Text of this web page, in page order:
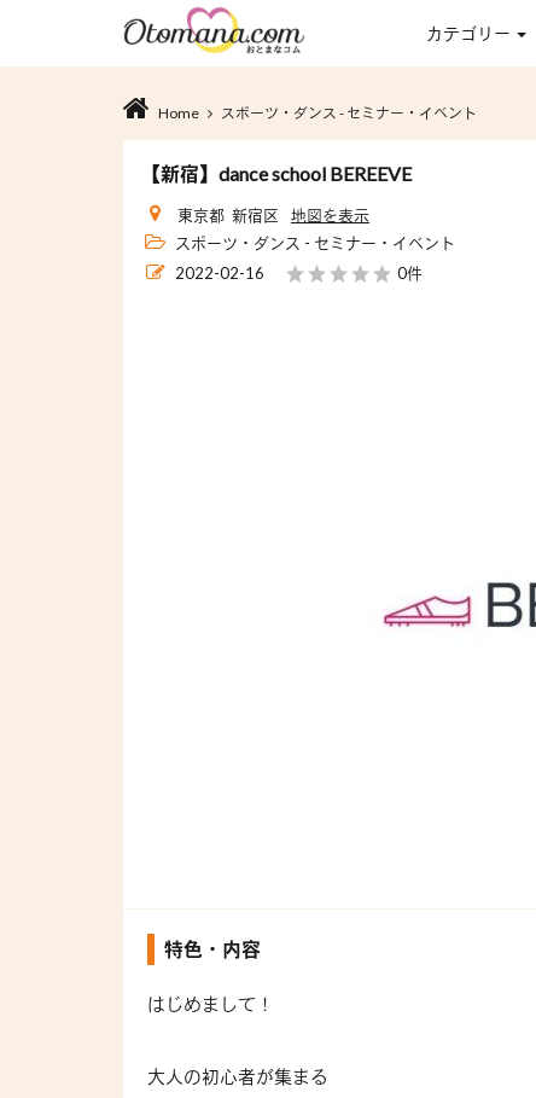
カテゴリー
Home スポーツ・ダンス - セミナー・イベント
【新宿】dance school BEREEVE
東京都 新宿区
地図を表示
スポーツ・ダンス - セミナー・イベント
2022-02-16
0件
特色・内容
はじめまして！
大人の初心者が集まる